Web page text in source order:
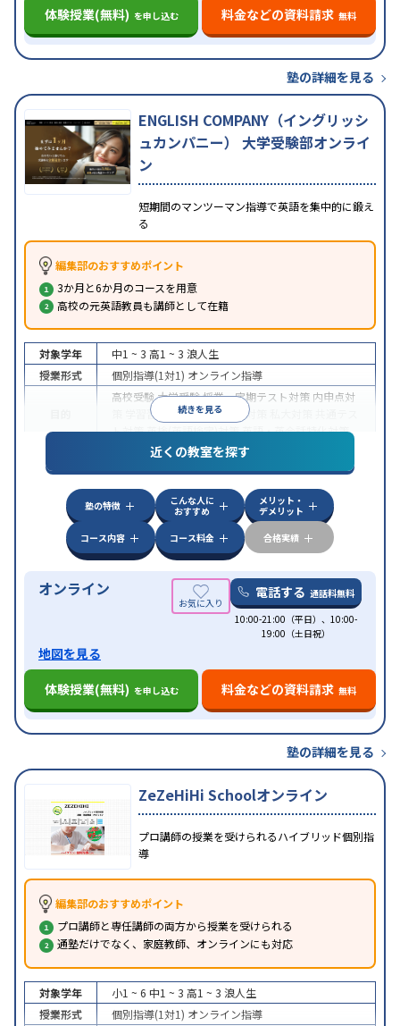
体験授業(無料) を申し込む 料金などの資料請求 無料
塾の詳細を見る
ENGLISH COMPANY（イングリッシ
ュカンパニー） 大学受験部オンライ
ン
短期間のマンツーマン指導で英語を集中的に鍛え
る
編集部のおすすめポイント
3か月と6か月のコースを用意
高校の元英語教員も講師として在籍
続きを見る
対象学年 中1 ~ 3 高1 ~ 3 浪人生
授業形式
個別指導(1対1) オンライン指導
高校受験大学受験授業・定期テスト対策 内申点対
学習習慣の定着国公立大対策
ト対策英検(英語検定)対策英語・英会話特化対策
特徴
中高一貫校生に対応授業の振替可能
学習にPC・タブレットを利用オンライン対応1
科目から受講可能
近くの教室を探す
塾の特徴
こんな人に
おすすめ
メリット・
デメリット
コース内容
コース料金 合格実績
オンライン 電話する 通話料無料
10:00-21:00（平日）、10:00-
19:00（土日祝）
地図を見る
体験授業(無料) を申し込む 料金などの資料請求 無料
塾の詳細を見る
ZeZeHiHi Schoolオンライン
プロ講師の授業を受けられるハイブリッド個別指
導
編集部のおすすめポイント
プロ講師と専任講師の両方から授業を受けられる
通塾だけでなく、家庭教師、オンラインにも対応
対象学年 小1 ~ 6 中1 ~ 3 高1 ~ 3 浪人生
授業形式
個別指導(1対1) オンライン指導